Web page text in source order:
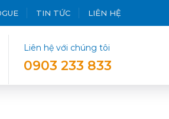
TIN TỨC LIÊN HỆ
Liên hệ với chúng tôi
0903 233 833